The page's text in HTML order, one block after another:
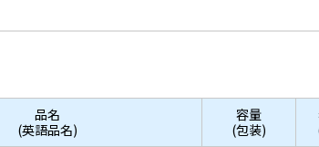
品名
(英語品名)
容量
(包装)